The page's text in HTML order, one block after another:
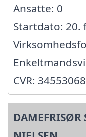
Ansatte: 0
Startdato: 20.
CVR: 34553068
DAMEFRISØR